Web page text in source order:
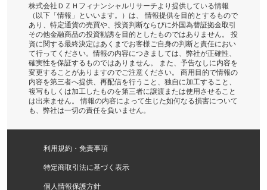
株式会社ＤＺＨフィナンシャルリサーチより提供している情報
（以下「情報」といいます。）は、 情報提供を目的とするもので
あり、特定通貨の売買や、投資判断ならびに外国為替証拠金取引
その他金融商品の投資勧誘を目的としたものではありません。 投
資に関する最終決定はあくまでお客様ご自身の判断と責任におい
て行ってください。情報の内容につきましては、弊社が正確性、
確実性を保証するものではありません。 また、予告なしに内容を
変更することがありますのでご注意ください。 商用目的で情報の
内容を第三者へ提供、再配信を行うこと、独自に加工すること、
複写もしくは加工したものを第三者に譲渡または使用させること
は出来ません。 情報の内容によって生じた如何なる損害について
も、弊社は一切の責任を負いません。
利用規約・免責事項
特定商取引法に基づく表示
個人情報保護方針